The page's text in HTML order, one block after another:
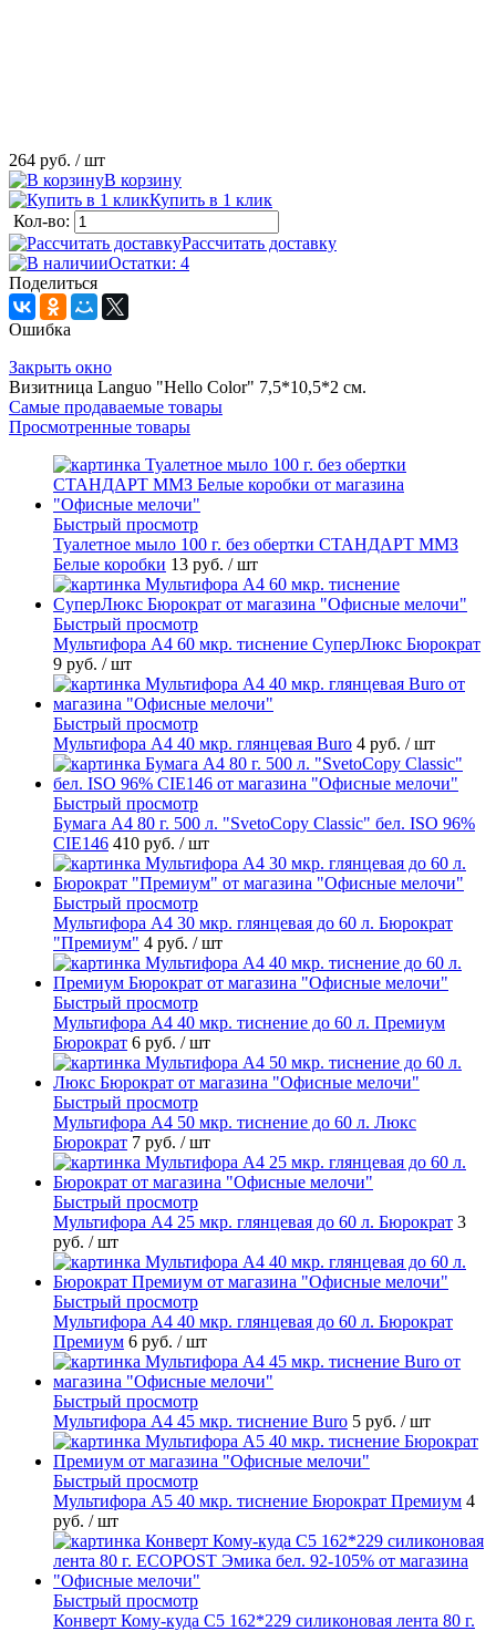
264 руб. / шт
В корзину
Купить в 1 клик
Кол-во:
Рассчитать доставку
Остатки: 4
Поделиться
Ошибка
Закрыть окно
Визитница Languo "Hello Color" 7,5*10,5*2 см.
Самые продаваемые товары
Просмотренные товары
Быстрый просмотр
Туалетное мыло 100 г. без обертки СТАНДАРТ ММЗ
Белые коробки 13 руб. / шт
Быстрый просмотр
Мультифора А4 60 мкр. тиснение СуперЛюкс Бюрократ
9 руб. / шт
Быстрый просмотр
Мультифора А4 40 мкр. глянцевая Buro 4 руб. / шт
Быстрый просмотр
Бумага А4 80 г. 500 л. "SvetoCopy Classic" бел. ISO 96%
CIE146 410 руб. / шт
Быстрый просмотр
Мультифора А4 30 мкр. глянцевая до 60 л. Бюрократ
"Премиум" 4 руб. / шт
Быстрый просмотр
Мультифора А4 40 мкр. тиснение до 60 л. Премиум
Бюрократ 6 руб. / шт
Быстрый просмотр
Мультифора А4 50 мкр. тиснение до 60 л. Люкс
Бюрократ 7 руб. / шт
Быстрый просмотр
Мультифора А4 25 мкр. глянцевая до 60 л. Бюрократ 3
руб. / шт
Быстрый просмотр
Мультифора А4 40 мкр. глянцевая до 60 л. Бюрократ
Премиум 6 руб. / шт
Быстрый просмотр
Мультифора А4 45 мкр. тиснение Buro 5 руб. / шт
Быстрый просмотр
Мультифора А5 40 мкр. тиснение Бюрократ Премиум 4
руб. / шт
Быстрый просмотр
Конверт Кому-куда С5 162*229 силиконовая лента 80 г.